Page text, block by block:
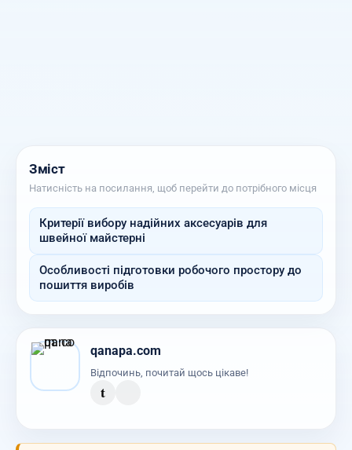
Зміст
Натисність на посилання, щоб перейти до потрібного місця
Критерії вибору надійних аксесуарів для
швейної майстерні
Особливості підготовки робочого простору до
пошиття виробів
qanapa.com
Відпочинь, почитай щось цікаве!
t